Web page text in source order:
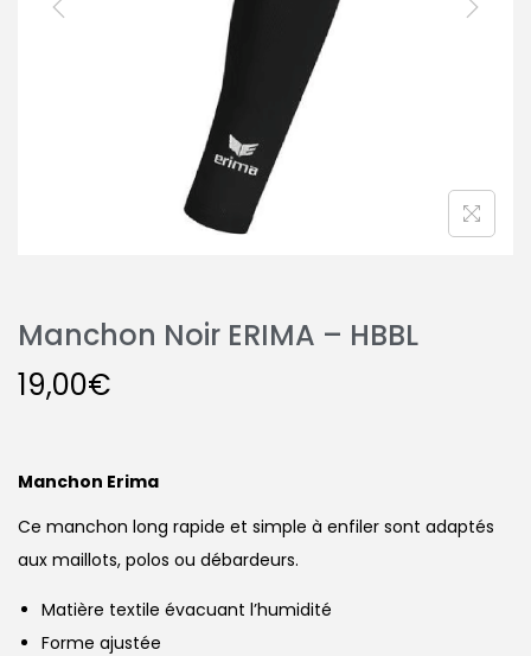
Manchon Noir ERIMA – HBBL
19,00€
Manchon Erima
Ce manchon long rapide et simple à enfiler sont adaptés
aux maillots, polos ou débardeurs.
Matière textile évacuant l’humidité
Forme ajustée